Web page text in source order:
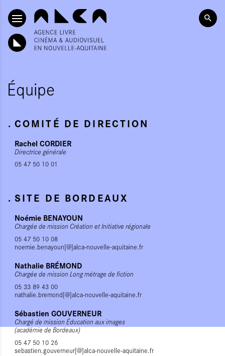
ALLER AU CONTENU PRINCIPAL
Équipe
COMITÉ DE DIRECTION
Rachel CORDIER
Directrice générale
05 47 50 10 01
SITE DE BORDEAUX
Noémie BENAYOUN
Chargée de mission Création et Initiative régionale
05 47 50 10 08
noemie.benayoun[@]alca-nouvelle-aquitaine.fr
Nathalie BRÉMOND
Chargée de mission Long métrage de fiction
05 33 89 43 00
nathalie.bremond[@]alca-nouvelle-aquitaine.fr
Sébastien GOUVERNEUR
Chargé de mission Éducation aux images
(académie de Bordeaux)
05 47 50 10 26
sebastien.gouverneur[@]alca-nouvelle-aquitaine.fr